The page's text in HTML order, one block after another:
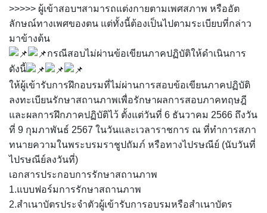
>>>>> ผู้เข้าสอบฯสามารถแต่งกายตามเพศสภาพ หรืออัต
ลักษณ์ทางเพศของตน แต่ทั้งนี้ต้องเป็นไปตามระเบียบที่กล่าว
มาข้างต้น
กรณีสอบไม่ผ่านข้อเขียนภาคปฏิบัติให้ดำเนินการ
ดังนี้
ให้ผู้เข้ารับการฝึกอบรมที่ไม่ผ่านการสอบข้อเขียนภาคปฏิบัติ
ลงทะเบียนรักษาสถานภาพเพื่อรักษาผลการสอบภาคทฤษฎี
และผลการฝึกภาคปฏิบัติไว้ ตั้งแต่วันที่ 6 ธันวาคม 2566 ถึงวัน
ที่ 9 กุมภาพันธ์ 2567 ในวันและเวลาราชการ ณ ที่ทำการสภา
ทนายความในพระบรมราชูปถัมภ์ หรือทางไปรษณีย์ (นับวันที่
ไปรษณีย์ลงวันที่)
เอกสารประกอบการรักษาสถานภาพ
1.แบบฟอร์มการรักษาสถานภาพ
2.สำเนาบัตรประจำตัวผู้เข้ารับการอบรมหรือสำเนาบัตร